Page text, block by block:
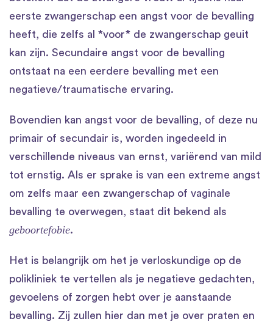
eerste zwangerschap een angst voor de bevalling
heeft, die zelfs al *voor* de zwangerschap geuit
kan zijn. Secundaire angst voor de bevalling
ontstaat na een eerdere bevalling met een
negatieve/traumatische ervaring.
Bovendien kan angst voor de bevalling, of deze nu
primair of secundair is, worden ingedeeld in
verschillende niveaus van ernst, variërend van mild
tot ernstig. Als er sprake is van een extreme angst
om zelfs maar een zwangerschap of vaginale
bevalling te overwegen, staat dit bekend als
geboortefobie.
Het is belangrijk om het je verloskundige op de
polikliniek te vertellen als je negatieve gedachten,
gevoelens of zorgen hebt over je aanstaande
bevalling. Zij zullen hier dan met je over praten en